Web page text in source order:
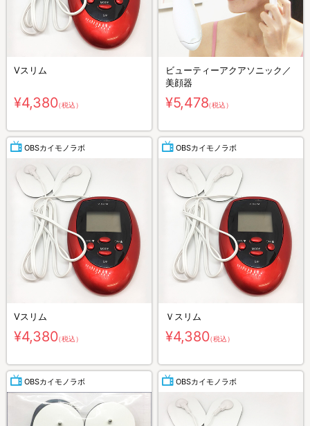
Vスリム
¥4,380（税込）
ビューティーアクアソニック／
美顔器
¥5,478（税込）
OBSカイモノラボ
Vスリム
¥4,380（税込）
OBSカイモノラボ
Ｖスリム
¥4,380（税込）
OBSカイモノラボ OBSカイモノラボ